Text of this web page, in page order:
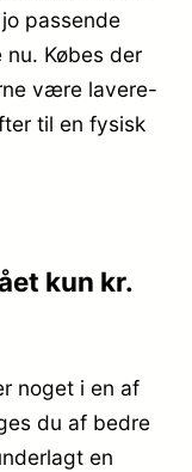
passende
Købes der
være lavere-
til en fysisk
kun kr.
noget i en af
du af bedre
en